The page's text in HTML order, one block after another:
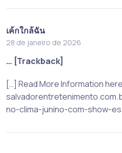
เค้กใกล้ฉัน
28 de janeiro de 2026
… [Trackback]
[…] Read More Information
no-clima-junino-com-show-